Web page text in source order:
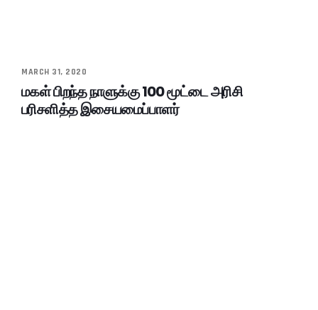
MARCH 31, 2020
மகள் பிறந்த நாளுக்கு 100 மூட்டை அரிசி
பரிசளித்த இசையமைப்பாளர்